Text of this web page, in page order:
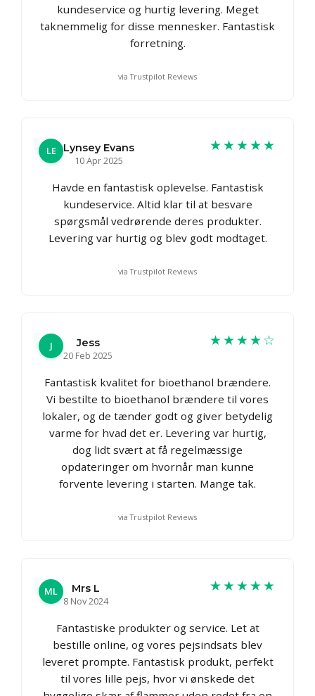
kundeservice og hurtig levering. Meget
taknemmelig for disse mennesker. Fantastisk
forretning.
via Trustpilot Reviews
LE
Lynsey Evans
10 Apr 2025
★★★★★
Havde en fantastisk oplevelse. Fantastisk
kundeservice. Altid klar til at besvare
spørgsmål vedrørende deres produkter.
Levering var hurtig og blev godt modtaget.
via Trustpilot Reviews
J
Jess
20 Feb 2025
★★★★☆
Fantastisk kvalitet for bioethanol brændere.
Vi bestilte to bioethanol brændere til vores
lokaler, og de tænder godt og giver betydelig
varme for hvad det er. Levering var hurtig,
dog lidt svært at få regelmæssige
opdateringer om hvornår man kunne
forvente levering i starten. Mange tak.
via Trustpilot Reviews
ML
Mrs L
8 Nov 2024
★★★★★
Fantastiske produkter og service. Let at
bestille online, og vores pejsindsats blev
leveret prompte. Fantastisk produkt, perfekt
til vores lille pejs, hvor vi ønskede det